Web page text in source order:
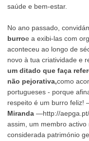
saúde e bem-estar.
No ano passado,
burroe a exibi-las com
aconteceu ao longo de
novo à tua criatividade e
um ditado que faça
não pejorativa,como
portugueses - porque
respeito é um burro feliz!
Miranda —http://
assim, um membro activo
considerada património